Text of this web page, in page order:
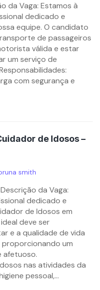
da Vaga: Estamos à
dedicado e
equipe. O candidato
de passageiros
válida e estar
um serviço de
com segurança e
de Idosos –
smith
da Vaga:
dedicado e
de Idosos em
deve ser
e a qualidade de vida
um
afetuoso.
nas atividades da
pessoal,...